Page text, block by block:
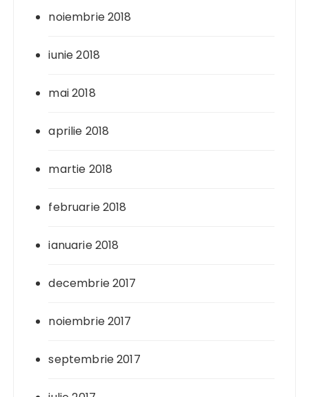
noiembrie 2018
iunie 2018
mai 2018
aprilie 2018
martie 2018
februarie 2018
ianuarie 2018
decembrie 2017
noiembrie 2017
septembrie 2017